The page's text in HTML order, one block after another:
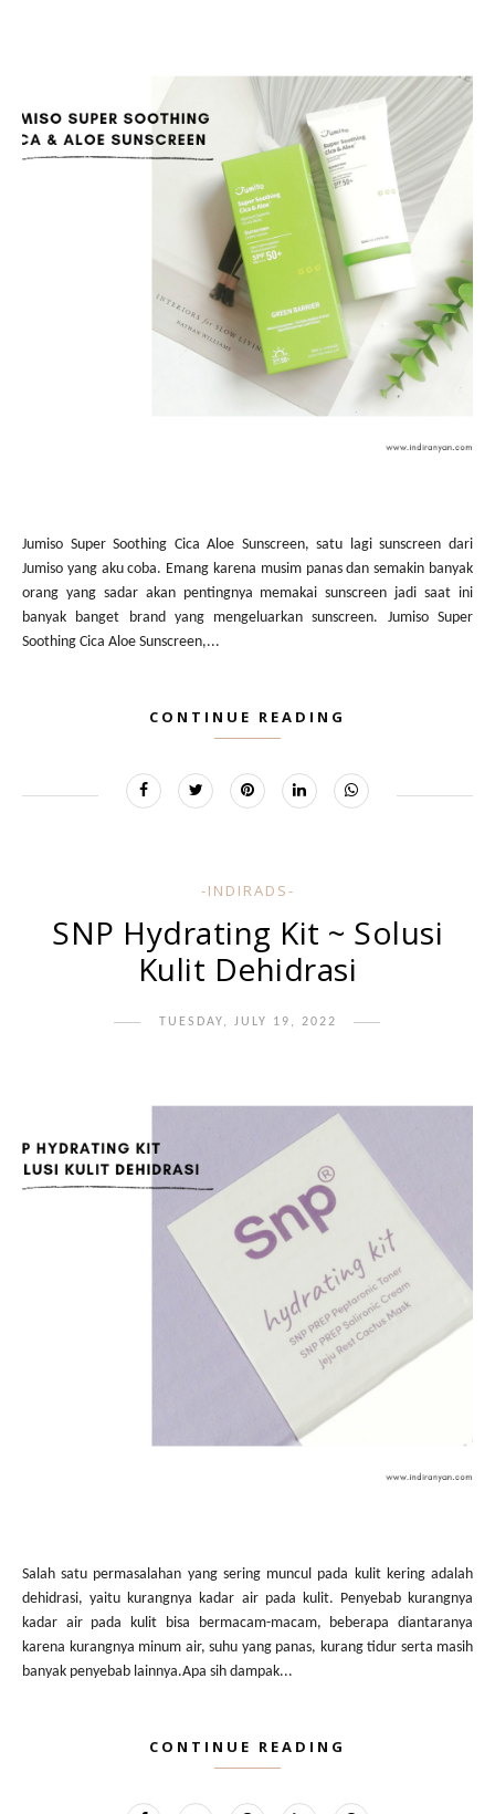
Jumiso Super Soothing Cica Aloe Sunscreen, satu lagi sunscreen dari
Jumiso yang aku coba. Emang karena musim panas dan semakin banyak
orang yang sadar akan pentingnya memakai sunscreen jadi saat ini
banyak banget brand yang mengeluarkan sunscreen. Jumiso Super
Soothing Cica Aloe Sunscreen,...
CONTINUE READING
-INDIRADS-
SNP Hydrating Kit ~ Solusi
Kulit Dehidrasi
TUESDAY, JULY 19, 2022
Salah satu permasalahan yang sering muncul pada kulit kering adalah
dehidrasi, yaitu kurangnya kadar air pada kulit. Penyebab kurangnya
kadar air pada kulit bisa bermacam-macam, beberapa diantaranya
karena kurangnya minum air, suhu yang panas, kurang tidur serta masih
banyak penyebab lainnya.Apa sih dampak...
CONTINUE READING